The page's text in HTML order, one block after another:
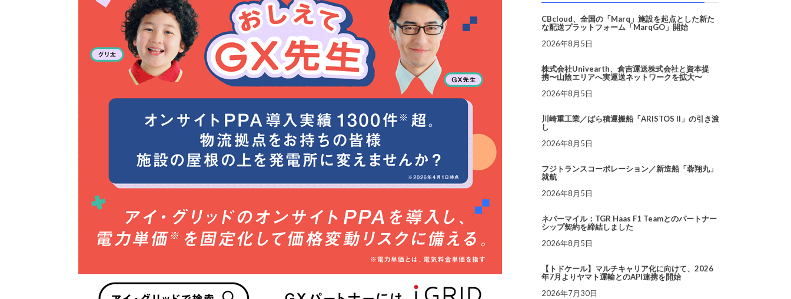
CBcloud、全国の「Marq」施設を起点とした新た
な配送プラットフォーム「MarqGO」開始
2026年8月5日
株式会社Univearth、倉吉運送株式会社と資本提
携〜山陰エリアへ実運送ネットワークを拡大〜
2026年8月5日
川崎重工業／ばら積運搬船「ARISTOS II」の引き渡
し
2026年8月5日
フジトランスコーポレーション／新造船「蓉翔丸」
就航
2026年8月5日
ネバーマイル：TGR Haas F1 Teamとのパートナー
シップ契約を締結しました
2026年8月5日
【トドケール】マルチキャリア化に向けて、2026
年7月よりヤマト運輸とのAPI連携を開始
2026年7月30日